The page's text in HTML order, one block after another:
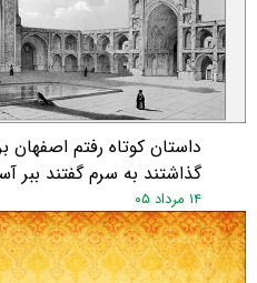
داستان کوتاه رفتم اصفهان
گذاشتند به سرم گفتند ببر
۱۴ مرداد ۰۵